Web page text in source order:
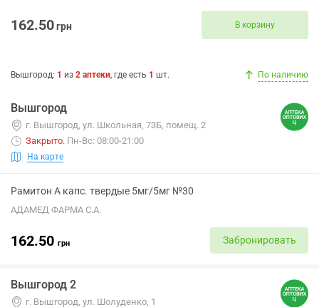
162.50грн В корзину
Вышгород: 1 из 2 аптеки, где есть 1 шт. По наличию
Вышгород
г. Вышгород, ул. Школьная, 73Б, помещ. 2
Закрыто. Пн-Вс: 08:00-21:00
На карте
Рамитон А капс. твердые 5мг/5мг №30
АДАМЕД ФАРМА С.А.
162.50 грн Забронировать
Вышгород 2
г. Вышгород, ул. Шолуденко, 1